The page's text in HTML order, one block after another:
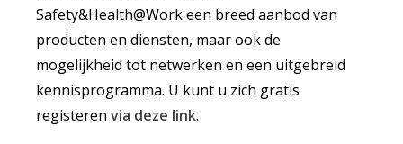
Safety&Health@Work een breed aanbod van
producten en diensten, maar ook de
mogelijkheid tot netwerken en een uitgebreid
kennisprogramma. U kunt u zich gratis
registeren via deze link.